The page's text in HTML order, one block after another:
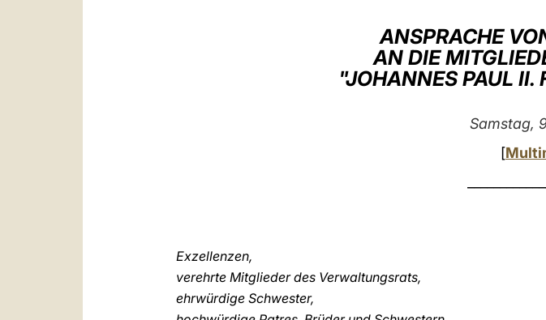
ANSPRACHE
AN DIE
"JOHANNES PAUL II.
Samstag,
[
Exzellenzen,
verehrte Mitglieder des Verwaltungsrats,
ehrwürdige Schwester,